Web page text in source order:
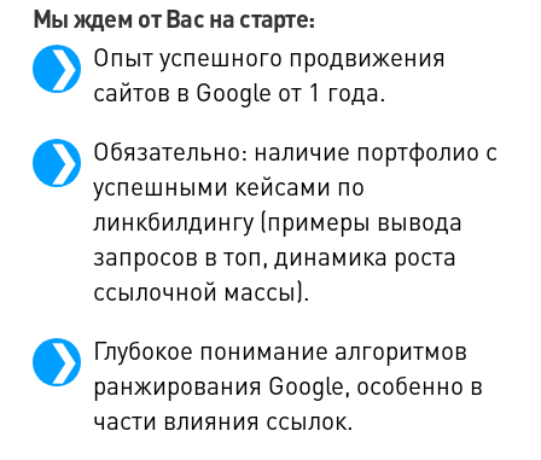
Мы ждем от Вас на старте:
Опыт успешного продвижения
сайтов в Google от 1 года.
Обязательно: наличие портфолио с
успешными кейсами по
линкбилдингу (примеры вывода
запросов в топ, динамика роста
ссылочной массы).
Глубокое понимание алгоритмов
ранжирования Google, особенно в
части влияния ссылок.